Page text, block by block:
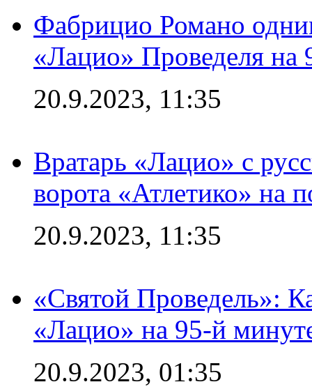
Фабрицио Романо
«Лацио» Проведеля на
20.9.2023, 11:35
Вратарь «Лацио» с
ворота «Атлетико» на
20.9.2023, 11:35
«Святой Проведель»:
«Лацио» на 95-й
20.9.2023, 01:35